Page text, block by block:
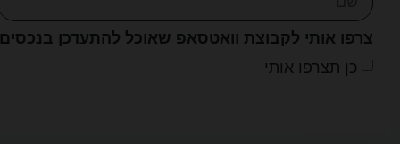
צרפו אותי לקבוצת וואטסאפ שאוכל להתעדכן
כן תצרפו אותי